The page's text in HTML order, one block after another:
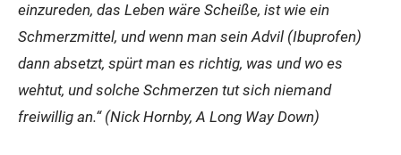
einzureden, das Leben wäre Scheiße, ist wie ein
Schmerzmittel, und wenn man sein Advil (Ibuprofen)
dann absetzt, spürt man es richtig, was und wo es
wehtut, und solche Schmerzen tut sich niemand
freiwillig an.“ (Nick Hornby, A Long Way Down)